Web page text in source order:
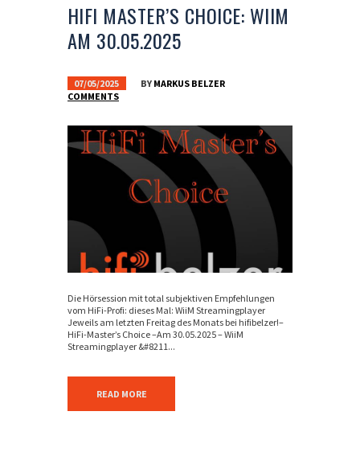
HIFI MASTER’S CHOICE: WIIM
AM 30.05.2025
07/05/2025 BY MARKUS BELZER
COMMENTS
Die Hörsession mit total subjektiven Empfehlungen
vom HiFi-Profi: dieses Mal: WiiM Streamingplayer
Jeweils am letzten Freitag des Monats bei hifibelzer!–
HiFi-Master’s Choice –Am 30.05.2025 – WiiM
Streamingplayer &#8211...
READ MORE